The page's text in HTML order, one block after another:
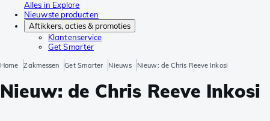
Alles in Explore
Nieuwste producten
Aftikkers, acties & promoties
Klantenservice
Get Smarter
Home Zakmessen Get Smarter Nieuws Nieuw: de Chris Reeve Inkosi
Nieuw: de Chris Reeve Inkosi